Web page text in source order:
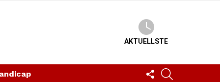
AKTUELLSTE
FOLLOW
US